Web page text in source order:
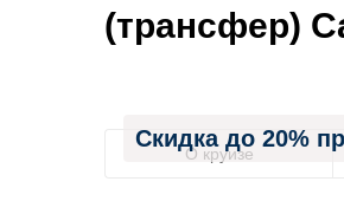
(трансфер)
Скидка до 20%
О круизе